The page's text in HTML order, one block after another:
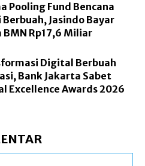
Pooling Fund Bencana
Jasindo Bayar
BMN Rp17,6 Miliar
Digital Berbuah
Bank Jakarta Sabet
Excellence Awards 2026